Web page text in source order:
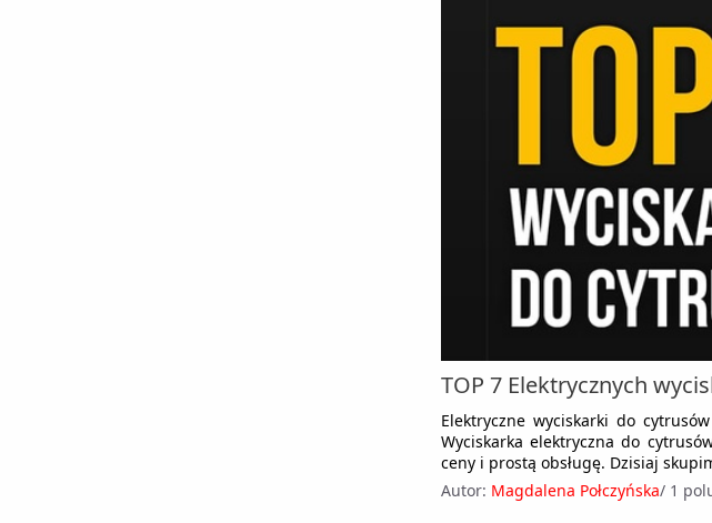
TOP 7 Elektrycznych
Elektryczne wyciskarki do
Wyciskarka elektryczna do
ceny i prostą obsługę. Dzisiaj
Autor: Magdalena Połczyńska/ 1